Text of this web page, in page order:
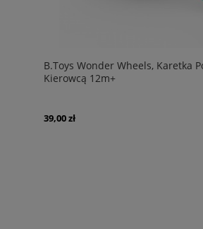
B.Toys Wonder Wheels, Karetka
Kierowcą 12m+
39,00 zł